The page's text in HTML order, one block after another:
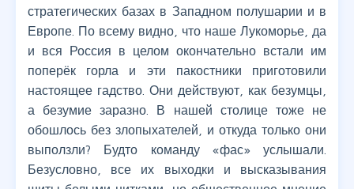
стратегических базах в Западном полушарии и в
Европе. По всему видно, что наше Лукоморье, да
и вся Россия в целом окончательно встали им
поперёк горла и эти пакостники приготовили
настоящее гадство. Они действуют, как безумцы,
а безумие заразно. В нашей столице тоже не
обошлось без злопыхателей, и откуда только они
выползли? Будто команду «фас» услышали.
Безусловно, все их выходки и высказывания